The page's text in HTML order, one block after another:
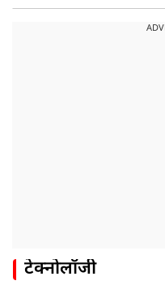
टेक्नोलॉजी